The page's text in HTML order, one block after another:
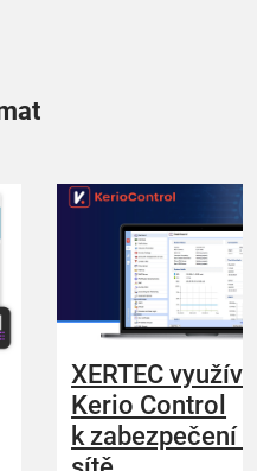
XERTEC
Kerio Control
k zabezpečení